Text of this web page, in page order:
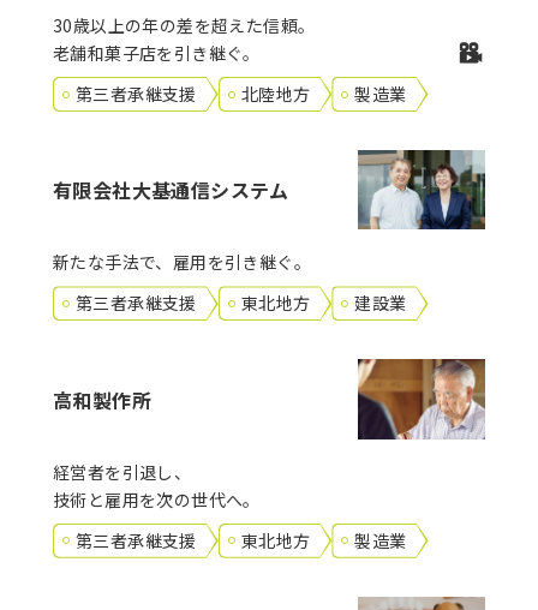
30歳以上の年の差を超えた信頼。
老舗和菓子店を引き継ぐ。
第三者承継支援
北陸地方 製造業
有限会社大基通信システム
新たな手法で、雇用を引き継ぐ。
第三者承継支援
東北地方 建設業
高和製作所
経営者を引退し、
技術と雇用を次の世代へ。
第三者承継支援
東北地方 製造業